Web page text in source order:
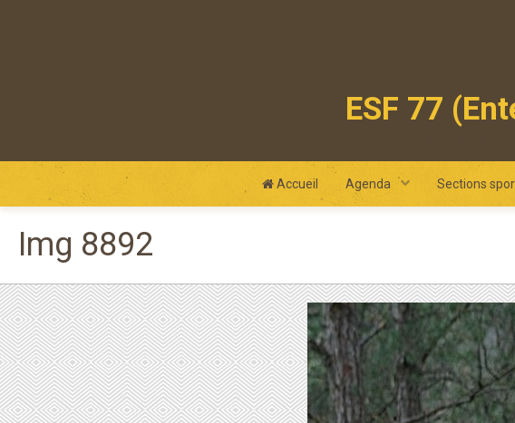
ESF 77
Accueil Agenda Sections
Img 8892